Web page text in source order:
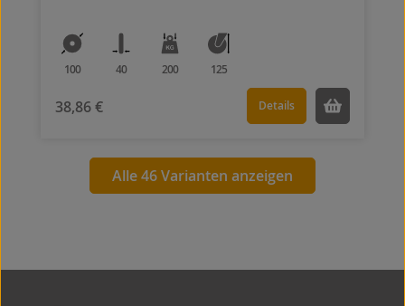
100 40 200 125
38,86 € Details
Alle 46 Varianten anzeigen